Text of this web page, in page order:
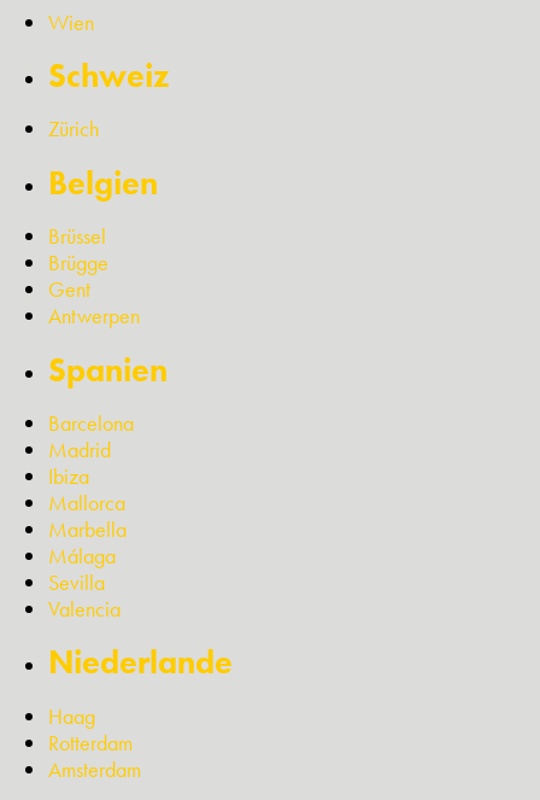
Wien
Schweiz
Zürich
Belgien
Brüssel
Brügge
Gent
Antwerpen
Spanien
Barcelona
Madrid
Ibiza
Mallorca
Marbella
Málaga
Sevilla
Valencia
Niederlande
Haag
Rotterdam
Amsterdam